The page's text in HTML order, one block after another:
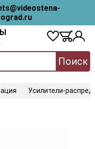
Поиск
Усилители-